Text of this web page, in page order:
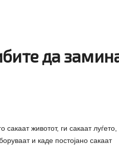
да
животот, ги сакаат луѓето,
и каде постојано сакаат